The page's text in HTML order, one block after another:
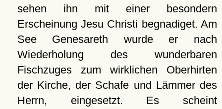
sehen ihn mit einer besondern
Erscheinung Jesu Christi begnadiget. Am
See Genesareth wurde er nach
Wiederholung des wunderbaren
Fischzuges zum wirklichen Oberhirten
der Kirche, der Schafe und Lämmer des
Herrn, eingesetzt. Es scheint